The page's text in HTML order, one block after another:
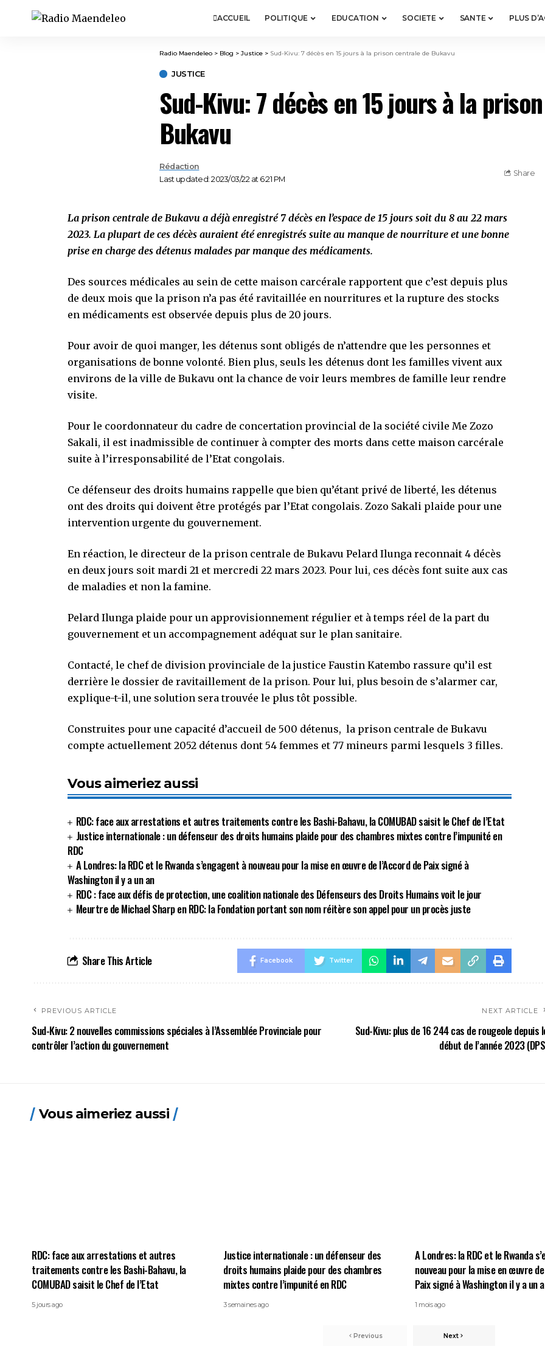
ACCUEIL POLITIQUE EDUCATION SOCIETE SANTE PLUS
Radio Maendeleo > Blog > Justice > Sud-Kivu: 7 décès en 15 jours à la prison centrale de Bukavu
JUSTICE
Sud-Kivu: 7 décès en 15 jours à la
Bukavu
Last updated: 2023/03/22 at 6:21 PM
Rédaction
Share
La prison centrale de Bukavu a déjà enregistré 7 décès en l’espace de 15 jours soit du 8 au 22 mars
2023. La plupart de ces décès auraient été enregistrés suite au manque de nourriture et une bonne
prise en charge des détenus malades par manque des médicaments.
Des sources médicales au sein de cette maison carcérale rapportent que c’est depuis plus
de deux mois que la prison n’a pas été ravitaillée en nourritures et la rupture des stocks
en médicaments est observée depuis plus de 20 jours.
Pour avoir de quoi manger, les détenus sont obligés de n’attendre que les personnes et
organisations de bonne volonté. Bien plus, seuls les détenus dont les familles vivent aux
environs de la ville de Bukavu ont la chance de voir leurs membres de famille leur rendre
visite.
Pour le coordonnateur du cadre de concertation provincial de la société civile Me Zozo
Sakali, il est inadmissible de continuer à compter des morts dans cette maison carcérale
suite à l’irresponsabilité de l’Etat congolais.
Ce défenseur des droits humains rappelle que bien qu’étant privé de liberté, les détenus
ont des droits qui doivent être protégés par l’Etat congolais. Zozo Sakali plaide pour une
intervention urgente du gouvernement.
En réaction, le directeur de la prison centrale de Bukavu Pelard Ilunga reconnait 4 décès
en deux jours soit mardi 21 et mercredi 22 mars 2023. Pour lui, ces décès font suite aux cas
de maladies et non la famine.
Pelard Ilunga plaide pour un approvisionnement régulier et à temps réel de la part du
gouvernement et un accompagnement adéquat sur le plan sanitaire.
Contacté, le chef de division provinciale de la justice Faustin Katembo rassure qu’il est
derrière le dossier de ravitaillement de la prison. Pour lui, plus besoin de s’alarmer car,
explique-t-il, une solution sera trouvée le plus tôt possible.
Construites pour une capacité d’accueil de 500 détenus, la prison centrale de Bukavu
compte actuellement 2052 détenus dont 54 femmes et 77 mineurs parmi lesquels 3 filles.
Vous aimeriez aussi
RDC: face aux arrestations et autres traitements contre les Bashi-Bahavu, la COMUBAD saisit le Chef de l’Etat
Justice internationale : un défenseur des droits humains plaide pour des chambres mixtes contre l’impunité en
RDC
A Londres: la RDC et le Rwanda s’engagent à nouveau pour la mise en œuvre de l’Accord de Paix signé à
Washington il y a un an
RDC : face aux défis de protection, une coalition nationale des Défenseurs des Droits Humains voit le jour
Meurtre de Michael Sharp en RDC: la Fondation portant son nom réitère son appel pour un procès juste
Share This Article Facebook Twitter
PREVIOUS ARTICLE
Sud-Kivu: 2 nouvelles commissions spéciales à l’Assemblée Provinciale pour
contrôler l’action du gouvernement
NEXT ARTICLE
Sud-Kivu: plus de 16 244 cas de rougeole depuis
début de l’année 2023
Vous aimeriez aussi
RDC: face aux arrestations et autres
traitements contre les Bashi-Bahavu, la
COMUBAD saisit le Chef de l’Etat
5 jours ago
Justice internationale : un défenseur des
droits humains plaide pour des chambres
mixtes contre l’impunité en RDC
3 semaines ago
A Londres: la RDC et le Rwanda
nouveau pour la mise en œuvre
Paix signé à Washington il y a un
1 mois ago
Previous Next